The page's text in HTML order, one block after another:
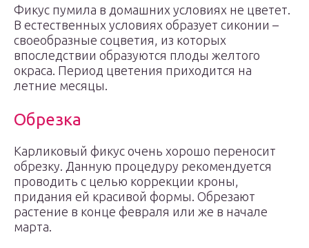
Фикус пумила в домашних условиях не цветет.
В естественных условиях образует сиконии –
своеобразные соцветия, из которых
впоследствии образуются плоды желтого
окраса. Период цветения приходится на
летние месяцы.
Обрезка
Карликовый фикус очень хорошо переносит
обрезку. Данную процедуру рекомендуется
проводить с целью коррекции кроны,
придания ей красивой формы. Обрезают
растение в конце февраля или же в начале
марта.